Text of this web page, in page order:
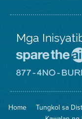
Mga
Home Tungkol sa